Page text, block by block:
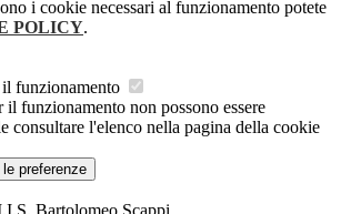
i cookie necessari al funzionamento potete
POLICY.
funzionamento
il funzionamento non possono essere
consultare l'elenco nella pagina della cookie
preferenze